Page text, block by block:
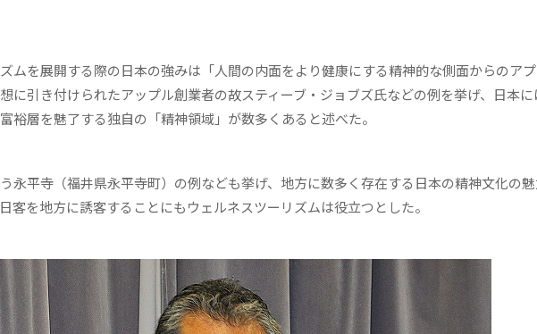
ムを展開する際の日本の強みは「人間の内面をより健康にする精神的な側面からのア
に引き付けられたアップル創業者の故スティーブ・ジョブズ氏などの例を挙げ、日本
裕層を魅了する独自の「精神領域」が数多くあると述べた。
永平寺（福井県永平寺町）の例なども挙げ、地方に数多く存在する日本の精神文化の
客を地方に誘客することにもウェルネスツーリズムは役立つとした。